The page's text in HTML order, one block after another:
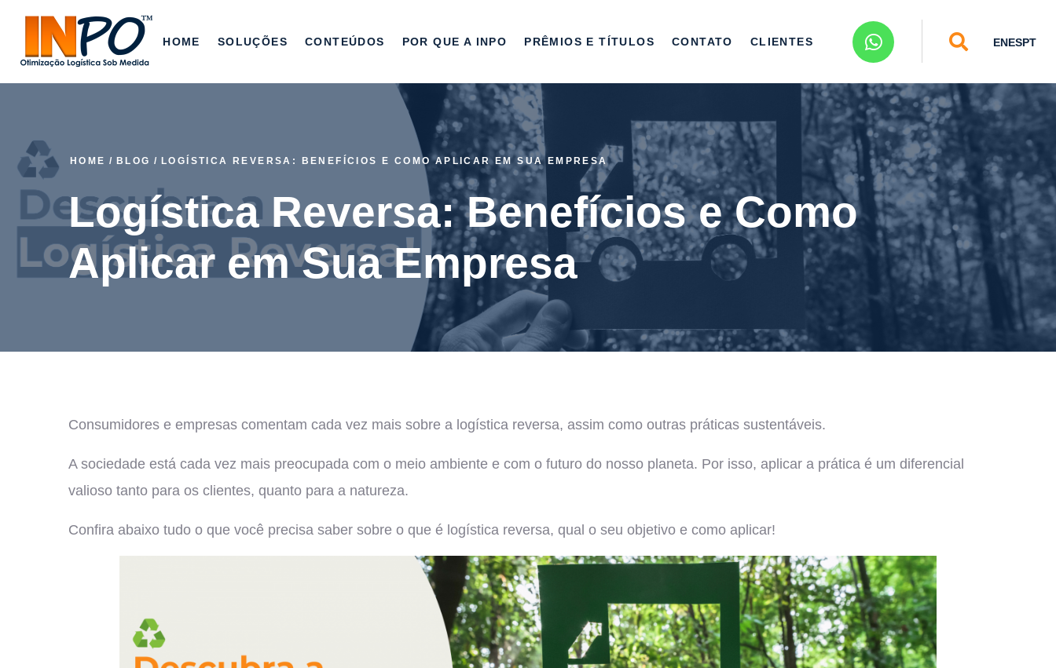
HOME SOLUÇÕES CONTEÚDOS POR QUE A INPO PRÊMIOS E TÍTULOS CONTATO CLIENTES ENESPT
HOME / BLOG / LOGÍSTICA REVERSA: BENEFÍCIOS E COMO APLICAR EM SUA EMPRESA
Logística Reversa: Benefícios e Como
Aplicar em Sua Empresa
Consumidores e empresas comentam cada vez mais sobre a logística reversa, assim como outras práticas sustentáveis.
A sociedade está cada vez mais preocupada com o meio ambiente e com o futuro do nosso planeta. Por isso, aplicar a prática é um diferencial
valioso tanto para os clientes, quanto para a natureza.
Confira abaixo tudo o que você precisa saber sobre o que é logística reversa, qual o seu objetivo e como aplicar!